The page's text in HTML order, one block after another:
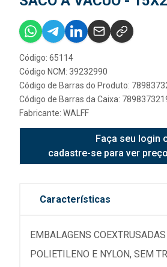
Código: 65114
Código NCM: 39232990
Código de Barras do Produto:
Código de Barras da Caixa:
Fabricante: WALFF
Faça seu login
cadastre-se para ver
Características
EMBALAGENS
POLIETILENO E NYLON, SEM